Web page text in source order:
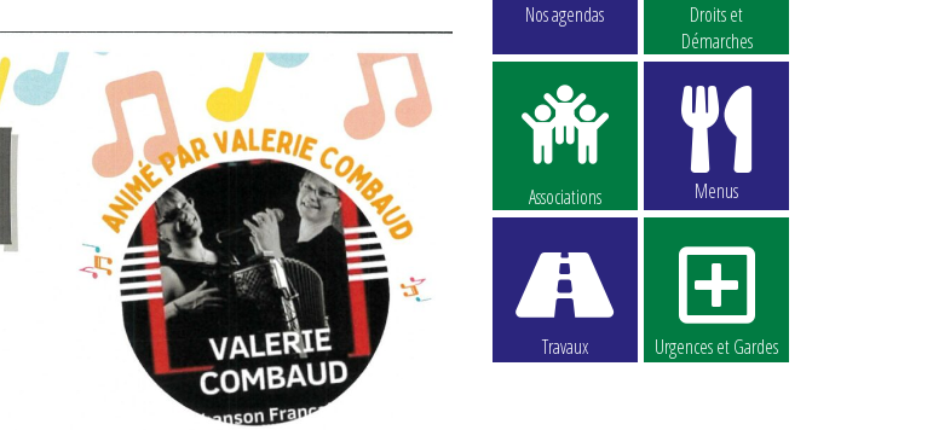
Nos agendas
Droits et
Démarches
Associations Menus
Travaux Urgences et Gardes